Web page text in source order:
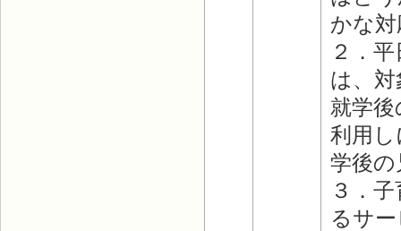
かな
２．
は、
就学
利用
学後
３．
るサ